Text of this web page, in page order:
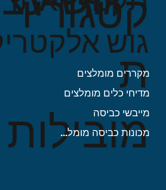
קטגוריו
ת
מובילות
מקררים מומלצים
מדיחי כלים מומלצים
מייבשי כביסה
מכונות כביסה מומלצות
גוש